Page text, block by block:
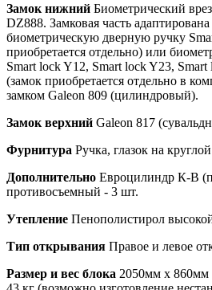
Замок нижний Биометрический
DZ888. Замковая часть
биометрическую дверную ручку
приобретается отдельно) или
Smart lock Y12, Smart lock Y23,
(замок приобретается отдельно в
замком Galeon 809 (цилиндровый).
Замок верхний Galeon 817
Фурнитура Ручка, глазок на
Дополнительно Евроцилиндр К-В
противосъемный - 3 шт.
Утепление Пенополистирол
Тип открывания Правое и левое
Размер и вес блока 2050мм х 860мм